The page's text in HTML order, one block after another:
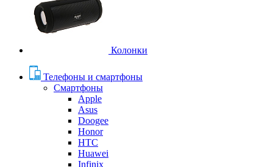
Колонки
Телефоны и смартфоны
Смартфоны
Apple
Asus
Doogee
Honor
HTC
Huawei
Infinix